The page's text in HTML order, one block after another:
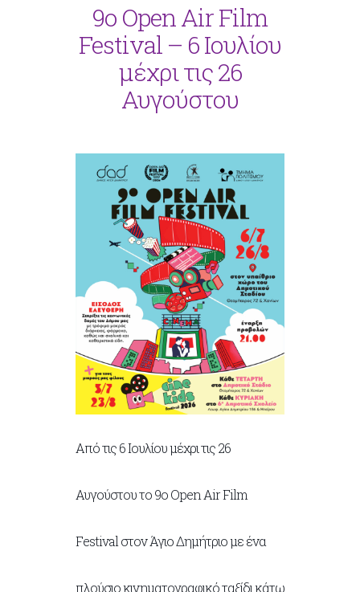
9ο Open Air Film
Festival – 6 Ιουλίου
μέχρι τις 26
Αυγούστου
Από τις 6 Ιουλίου μέχρι τις 26
Αυγούστου το 9ο Open Air Film
Festival στον Άγιο Δημήτριο με ένα
πλούσιο κινηματογραφικό ταξίδι κάτω